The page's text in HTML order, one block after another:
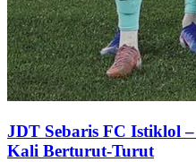
JDT Sebaris FC Istiklol
Kali Berturut-Turut